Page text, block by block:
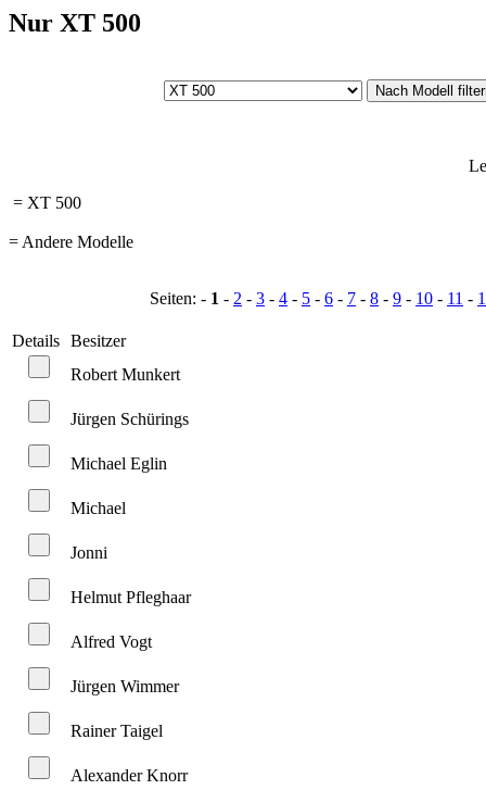
Nur XT 500
= XT 500
= Andere Modelle
Seiten: - 1 - 2 - 3 - 4 - 5 - 6 - 7 - 8 - 9 - 10 - 11 -
Details Besitzer
Robert Munkert
Jürgen Schürings
Michael Eglin
Michael
Jonni
Helmut Pfleghaar
Alfred Vogt
Jürgen Wimmer
Rainer Taigel
Alexander Knorr